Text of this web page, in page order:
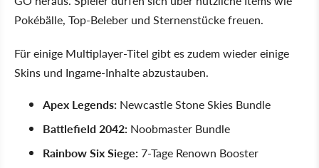
Pokébälle, Top-Beleber und Sternenstücke freuen.
Für einige Multiplayer-Titel gibt es zudem wieder einige
Skins und Ingame-Inhalte abzustauben.
Apex Legends: Newcastle Stone Skies Bundle
Battlefield 2042: Noobmaster Bundle
Rainbow Six Siege:7-Tage Renown Booster